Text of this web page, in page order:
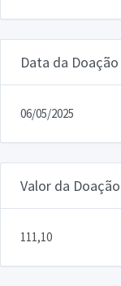
Data da Doação
06/05/2025
Valor da Doação
111,10